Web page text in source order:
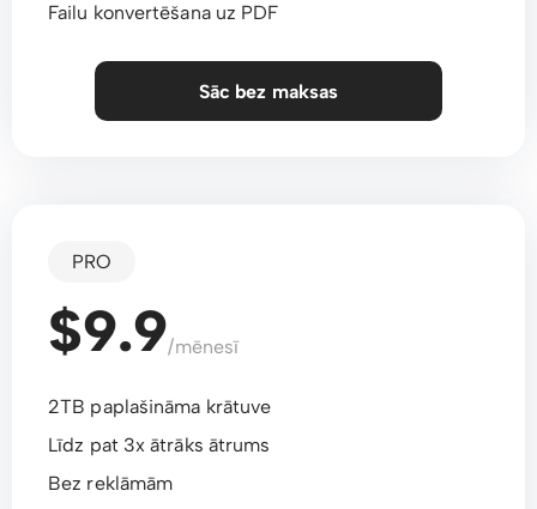
Failu konvertēšana uz PDF
Sāc bez maksas
PRO
$9.9/mēnesī
2TB paplašināma krātuve
Līdz pat 3x ātrāks ātrums
Bez reklāmām